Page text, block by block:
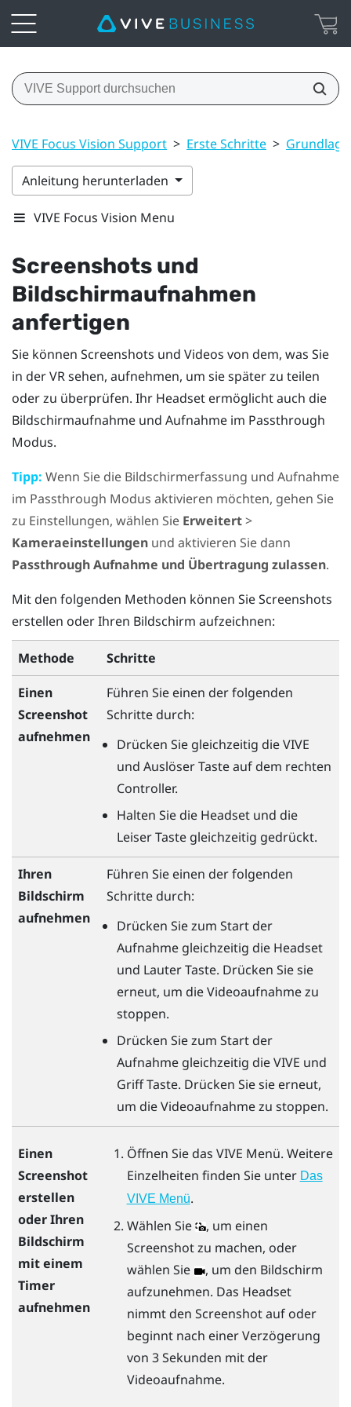
VIVE Focus Vision Support > Erste Schritte >
Anleitung herunterladen
VIVE Focus Vision Menu
Screenshots und
Bildschirmaufnahmen
anfertigen
Sie können Screenshots und Videos von dem, was Sie
in der VR sehen, aufnehmen, um sie später zu teilen
oder zu überprüfen. Ihr Headset ermöglicht auch die
Bildschirmaufnahme und Aufnahme im Passthrough
Modus.
Tipp: Wenn Sie die Bildschirmerfassung und Aufnahme
im Passthrough Modus aktivieren möchten, gehen Sie
zu Einstellungen, wählen Sie Erweitert>
Kameraeinstellungen und aktivieren Sie dann
Passthrough Aufnahme und Übertragung zulassen.
Mit den folgenden Methoden können Sie Screenshots
erstellen oder Ihren Bildschirm aufzeichnen:
Methode Schritte
Einen
Screenshot
aufnehmen
Führen Sie einen der folgenden
Schritte durch:
Drücken Sie gleichzeitig dieVIVE
und AuslöserTaste auf dem rechten
Controller.
Halten Sie die Headsetund die
LeiserTaste gleichzeitig gedrückt.
Ihren
Bildschirm
aufnehmen
Führen Sie einen der folgenden
Schritte durch:
Drücken Sie zum Start der
Aufnahme gleichzeitig die Headset
und LauterTaste. Drücken Sie sie
erneut, um die Videoaufnahme zu
stoppen.
Drücken Sie zum Start der
Aufnahme gleichzeitig dieVIVE und
GriffTaste. Drücken Sie sie erneut,
um die Videoaufnahme zu stoppen.
Einen
Screenshot
erstellen
oder Ihren
Bildschirm
mit einem
Timer
aufnehmen
Öffnen Sie das VIVE Menü. Weitere
Einzelheiten finden Sie unter Das
VIVE Menü.
Wählen Sie
, um einen
Screenshot zu machen, oder
wählen Sie
, um den Bildschirm
aufzunehmen. Das Headset
nimmt den Screenshot auf oder
beginnt nach einer Verzögerung
von 3 Sekunden mit der
Videoaufnahme.